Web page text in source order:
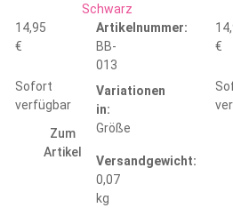
14,95
€
Sofort
verfügbar
Zum
Artikel
Schwarz
Artikelnummer:
BB-
013
Variationen
in:
Größe
Versandgewicht:
0,07
kg
€